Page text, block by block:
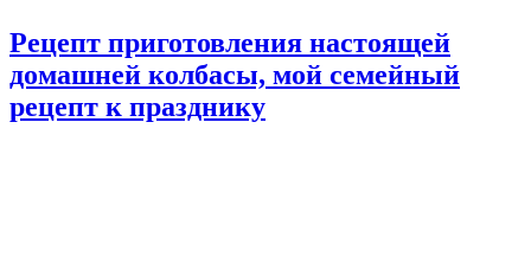
Рецепт приготовления настоящей
домашней колбасы, мой семейный
рецепт к празднику